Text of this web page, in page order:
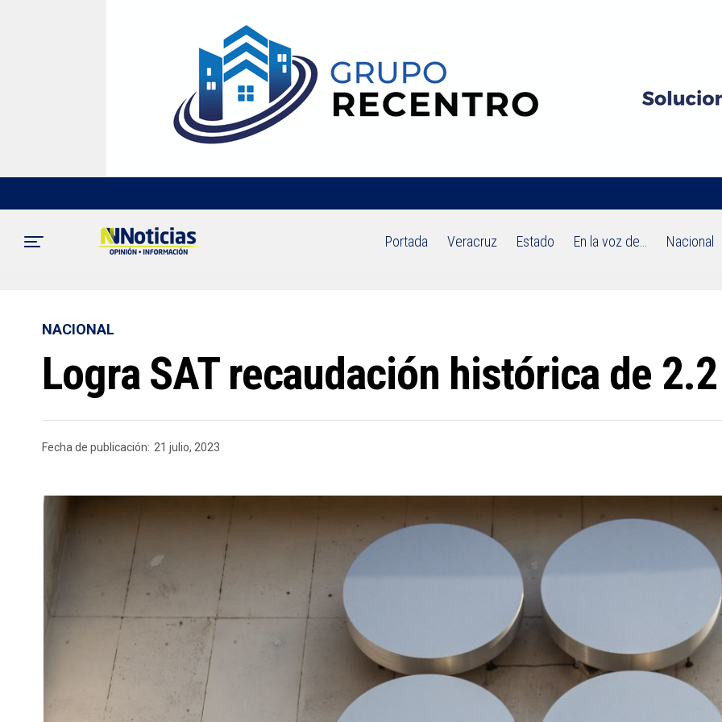
Portada Veracruz Estado En la voz de… Nacional
NACIONAL
Logra SAT recaudación histórica de
Fecha de publicación: 21 julio, 2023